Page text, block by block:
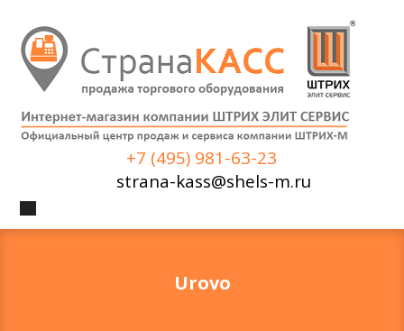
+7 (495) 981-63-23
strana-kass@shels-m.ru
Urovo